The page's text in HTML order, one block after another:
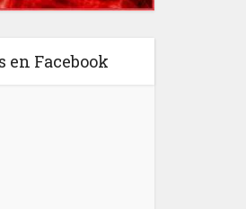
en Facebook